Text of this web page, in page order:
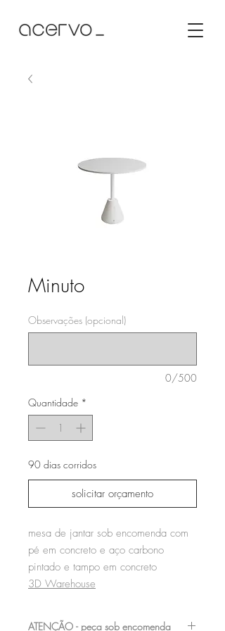
Minuto
Observações (opcional)
0/500
Quantidade *
90 dias corridos
solicitar orçamento
mesa de jantar sob encomenda com
pé em concreto e aço carbono
pintado e tampo em concreto
3D Warehouse
ATENÇÃO - peça sob encomenda